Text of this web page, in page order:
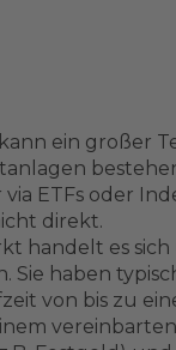
ein großer
ETFs oder
direkt.
handelt es
Sie haben
von bis zu